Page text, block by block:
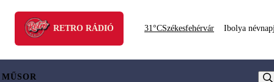
RETRO RÁDIÓ 31°CSzékesfehérvár Ibolya